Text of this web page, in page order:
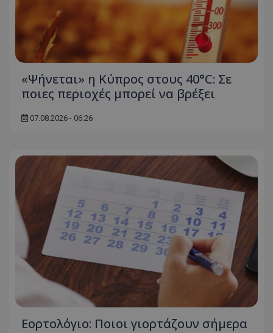
«Ψήνεται» η Κύπρος στους 40°C: Σε
ποιες περιοχές μπορεί να βρέξει
07.08.2026 - 06:26
Εορτολόγιο: Ποιοι γιορτάζουν σήμερα